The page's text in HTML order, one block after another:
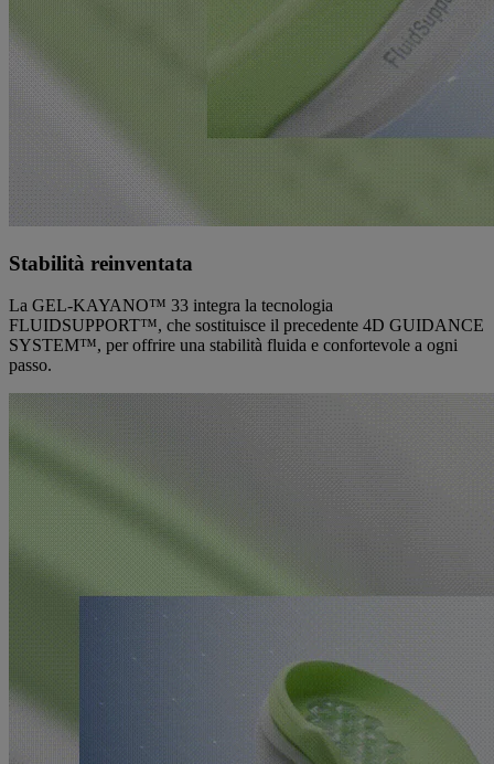
Stabilità reinventata
La GEL-KAYANO™ 33 integra la tecnologia
FLUIDSUPPORT™, che sostituisce il precedente 4D GUIDANCE
SYSTEM™, per offrire una stabilità fluida e confortevole a ogni
passo.